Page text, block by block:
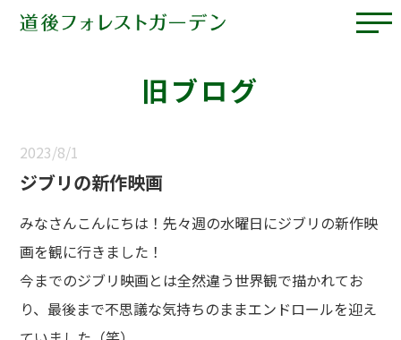
旧ブログ
2023/8/1
ジブリの新作映画
みなさんこんにちは！先々週の水曜日にジブリの新作映
画を観に行きました！
今までのジブリ映画とは全然違う世界観で描かれてお
り、最後まで不思議な気持ちのままエンドロールを迎え